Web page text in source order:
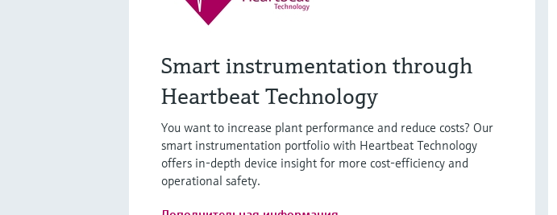
Smart instrumentation through
Heartbeat Technology
You want to increase plant performance and reduce costs? Our
smart instrumentation portfolio with Heartbeat Technology
offers in-depth device insight for more cost-efficiency and
operational safety.